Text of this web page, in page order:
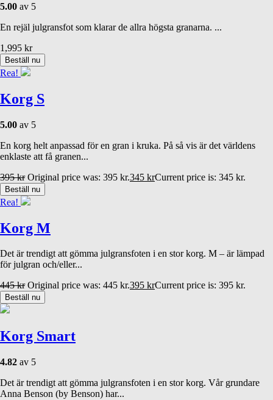
5.00 av 5
En rejäl julgransfot som klarar de allra högsta granarna. ...
1,995 kr
Beställ nu
Rea!
Korg S
5.00 av 5
En korg helt anpassad för en gran i kruka. På så vis är det världens
enklaste att få granen...
395kr Original price was: 395 kr.345 krCurrent price is: 345 kr.
Beställ nu
Rea!
Korg M
Det är trendigt att gömma julgransfoten i en stor korg. M – är lämpad
för julgran och/eller...
445kr Original price was: 445 kr.395 krCurrent price is: 395 kr.
Beställ nu
Korg Smart
4.82 av 5
Det är trendigt att gömma julgransfoten i en stor korg. Vår grundare
Anna Benson (by Benson) har...